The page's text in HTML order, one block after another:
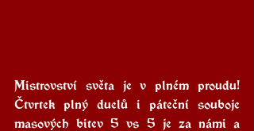
Mistrovství světa je v plném proudu!
Čtvrtek plný duelů i páteční souboje
masových bitev 5 vs 5 je za námi a